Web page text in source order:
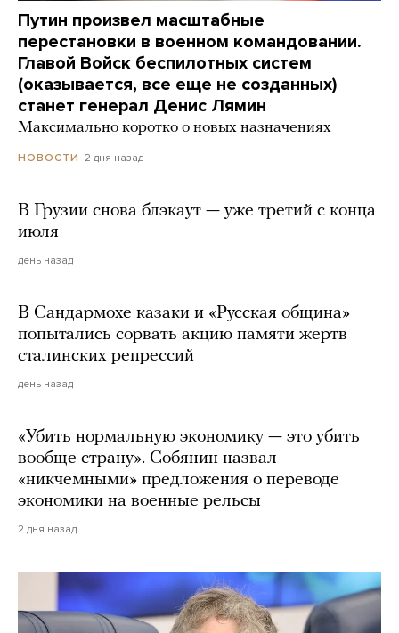
Путин произвел масштабные
перестановки в военном командовании.
Главой Войск беспилотных систем
(оказывается, все еще не созданных)
станет генерал Денис Лямин
Максимально коротко о новых назначениях
НОВОСТИ 2 дня назад
В Грузии снова блэкаут — уже третий с конца
июля
день назад
В Сандармохе казаки и «Русская община»
попытались сорвать акцию памяти жертв
сталинских репрессий
день назад
«Убить нормальную экономику — это убить
вообще страну». Собянин назвал
«никчемными» предложения о переводе
экономики на военные рельсы
2 дня назад